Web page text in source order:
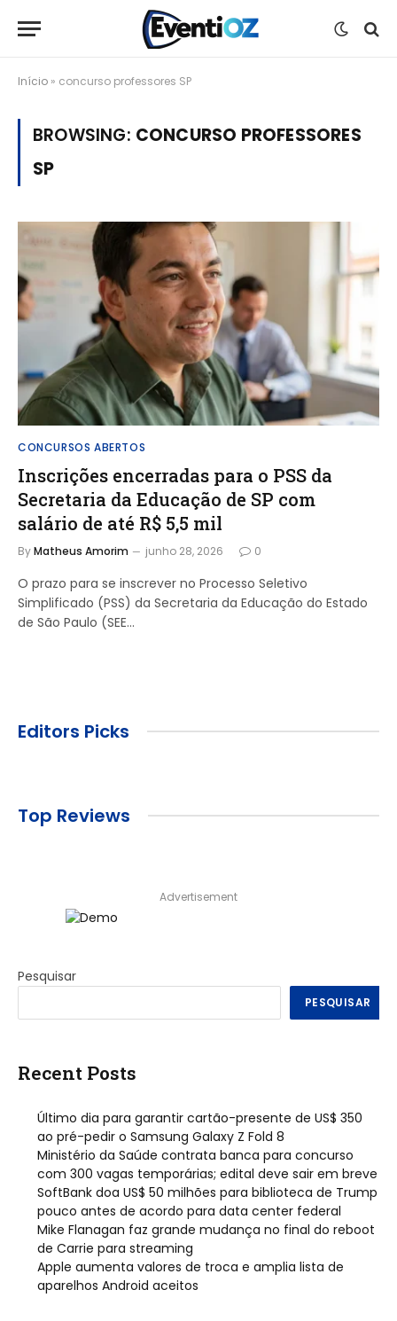
Início » concurso professores SP
BROWSING: CONCURSO PROFESSORES
SP
CONCURSOS ABERTOS
Inscrições encerradas para o PSS da
Secretaria da Educação de SP com
salário de até R$ 5,5 mil
ByMatheus Amorim junho 28, 2026 0
O prazo para se inscrever no Processo Seletivo
Simplificado (PSS) da Secretaria da Educação do Estado
de São Paulo (SEE…
Editors Picks
Top Reviews
Advertisement
Pesquisar
PESQUISAR
Recent Posts
Último dia para garantir cartão-presente de US$ 350
ao pré-pedir o Samsung Galaxy Z Fold 8
Ministério da Saúde contrata banca para concurso
com 300 vagas temporárias; edital deve sair em breve
SoftBank doa US$ 50 milhões para biblioteca de Trump
pouco antes de acordo para data center federal
Mike Flanagan faz grande mudança no final do reboot
de Carrie para streaming
Apple aumenta valores de troca e amplia lista de
aparelhos Android aceitos